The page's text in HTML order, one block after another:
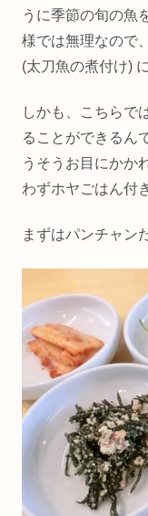
うに季節の旬の魚
様では無理なので
(太刀魚の煮付け)
しかも、こちらで
ることができるん
うそうお目にか
わずホヤごはん付
まずはパンチャン